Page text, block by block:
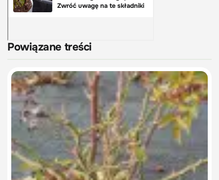
Powiązane treści